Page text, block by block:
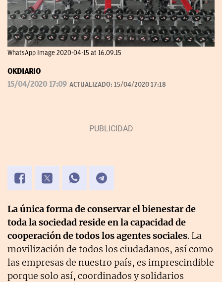
WhatsApp Image 2020-04-15 at 16.09.15
OKDIARIO
15/04/2020 17:09 ACTUALIZADO: 15/04/2020 17:18
La única forma de conservar el bienestar de
toda la sociedad reside en la capacidad de
cooperación de todos los agentes sociales. La
movilización de todos los ciudadanos, así como
las empresas de nuestro país, es imprescindible
porque solo así, coordinados y solidarios